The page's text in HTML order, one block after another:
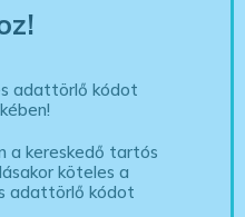
adattörlő kódot
a kereskedő tartós
köteles a
adattörlő kódot